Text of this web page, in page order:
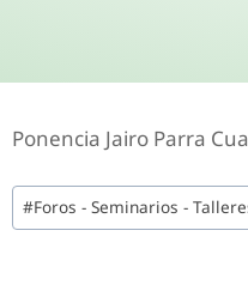
Ponencia Jairo Parra
#Foros - Seminarios -